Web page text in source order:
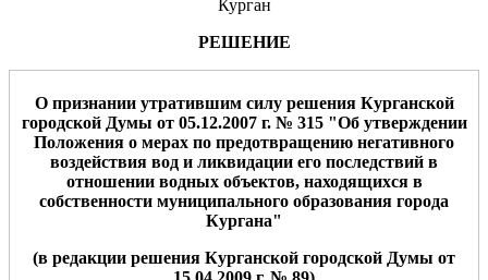
Курган
РЕШЕНИЕ
О признании утратившим силу решения Курганской
городской Думы от 05.12.2007 г. № 315 "Об утверждении
Положения о мерах по предотвращению негативного
воздействия вод и ликвидации его последствий в
отношении водных объектов, находящихся в
собственности муниципального образования города
Кургана"
(в редакции решения Курганской городской Думы от